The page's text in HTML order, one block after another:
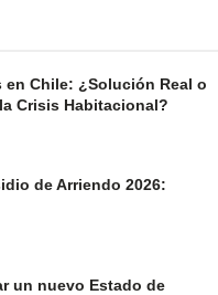
Chile: ¿Solución Real o
Crisis Habitacional?
de Arriendo 2026:
un nuevo Estado de